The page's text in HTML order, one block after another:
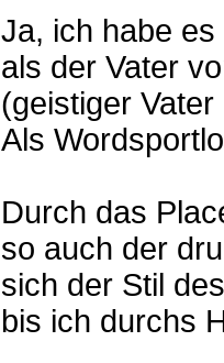
Ja, ich habe
als der Vater
(geistiger
Als
Durch das
so auch der
sich der Stil
bis ich durchs